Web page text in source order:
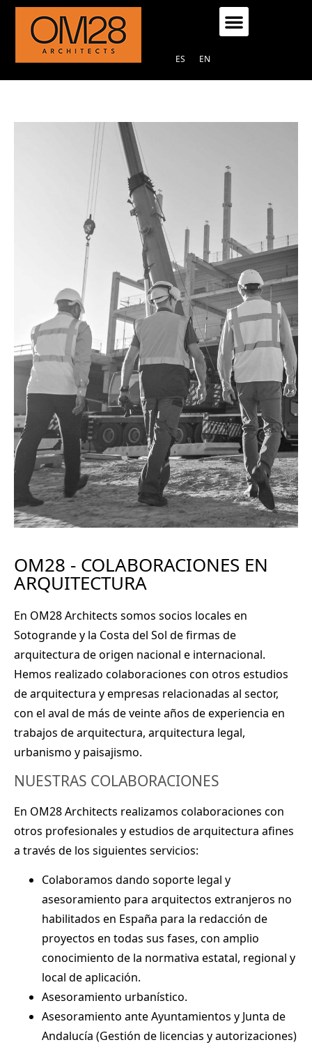
ES EN
OM28 - COLABORACIONES EN
ARQUITECTURA
En OM28 Architects somos socios locales en
Sotograndey la Costa del Sol defirmas de
arquitectura de origen nacional e internacional.
Hemos realizado colaboraciones con otros estudios
de arquitectura y empresas relacionadas al sector,
con el aval de más de veinte años de experiencia en
trabajos dearquitectura, arquitectura legal,
urbanismo y paisajismo.
NUESTRAS COLABORACIONES
En OM28 Architects realizamos colaboraciones con
otros profesionales y estudios de arquitectura afines
a través de los siguientes servicios:
Colaboramos dando soporte legal y
asesoramiento para arquitectos extranjeros no
habilitados en España para la redacción de
proyectos en todas sus fases, con amplio
conocimiento de la normativa estatal, regional y
local de aplicación.
Asesoramiento urbanístico.
Asesoramiento ante Ayuntamientos y Junta de
Andalucía (Gestión de licencias y autorizaciones)